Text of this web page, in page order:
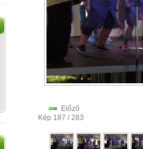
Előző
Kép 187 / 283